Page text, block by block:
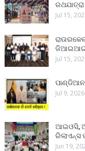
Jul 15,
Jul 15,
Jul 9, 2026
ଆଇଓସି,
ରିଲାଏନ୍ସ
Jun 19,